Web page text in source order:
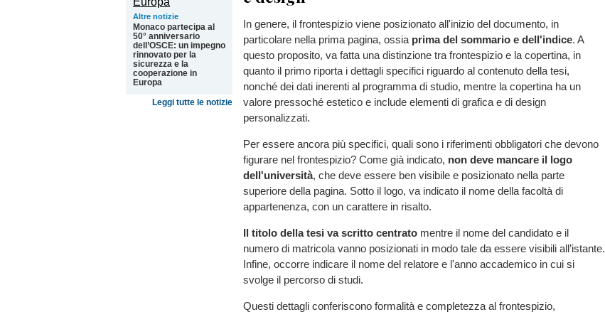
Altre notizie
Monaco partecipa al
50° anniversario
dell’OSCE: un impegno
rinnovato per la
sicurezza e la
cooperazione in
Europa
Leggi tutte le notizie
In genere, il frontespizio viene posizionato all'inizio del documento, in
particolare nella prima pagina, ossia prima del sommario e dell'indice. A
questo proposito, va fatta una distinzione tra frontespizio e la copertina, in
quanto il primo riporta i dettagli specifici riguardo al contenuto della tesi,
nonché dei dati inerenti al programma di studio, mentre la copertina ha un
valore pressoché estetico e include elementi di grafica e di design
personalizzati.
Per essere ancora più specifici, quali sono i riferimenti obbligatori che devono
figurare nel frontespizio? Come già indicato, non deve mancare il logo
dell'università, che deve essere ben visibile e posizionato nella parte
superiore della pagina. Sotto il logo, va indicato il nome della facoltà di
appartenenza, con un carattere in risalto.
Il titolo della tesi va scritto centrato mentre il nome del candidato e il
numero di matricola vanno posizionati in modo tale da essere visibili all’istante.
Infine, occorre indicare il nome del relatore e l'anno accademico in cui si
svolge il percorso di studi.
Questi dettagli conferiscono formalità e completezza al frontespizio,